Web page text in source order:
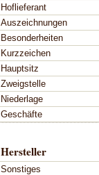
Hoflieferant
Auszeichnungen
Besonderheiten
Kurzzeichen
Hauptsitz
Zweigstelle
Niederlage
Geschäfte
Hersteller
Sonstiges